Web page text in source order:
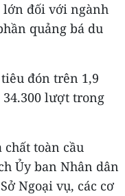
lớn đối với ngành
quảng bá du
đón trên 1,9
lượt trong
toàn cầu
Ủy ban Nhân dân
Ngoại vụ, các cơ